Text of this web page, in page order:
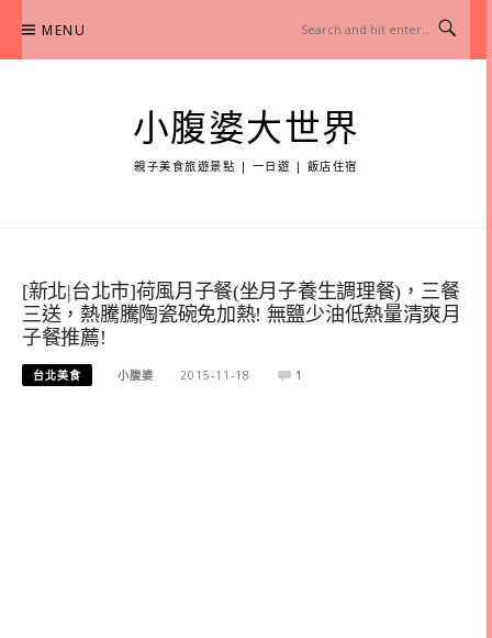
content
MENU
小腹婆大世界
親子美食旅遊景點 | 一日遊 | 飯店住宿
[新北|台北市]荷風月子餐(坐月子養生調理餐)，三餐
三送，熱騰騰陶瓷碗免加熱! 無鹽少油低熱量清爽月
子餐推薦!
台北美食 小腹婆 2015-11-18 1